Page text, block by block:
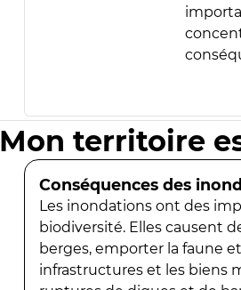
Mon territoire
Conséquences des
Les inondations ont des
biodiversité. Elles causent
berges, emporter la faune
infrastructures et les biens